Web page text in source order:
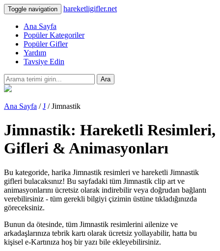
Toggle navigation hareketligifler.net
Ana Sayfa
Popüler Kategoriler
Popüler Gifler
Yardım
Tavsiye Edin
Ara
Ana Sayfa /J / Jimnastik
Jimnastik: Hareketli Resimleri,
Gifleri & Animasyonları
Bu kategoride, harika Jimnastik resimleri ve hareketli Jimnastik
gifleri bulacaksınız! Bu sayfadaki tüm Jimnastik clip art ve
animasyonlarını ücretsiz olarak indirebilir veya doğrudan bağlantı
verebilirsiniz - tüm gerekli bilgiyi çizimin üstüne tıkladığınızda
göreceksiniz.
Bunun da ötesinde, tüm Jimnastik resimlerini ailenize ve
arkadaşlarınıza tebrik kartı olarak ücretsiz yollayabilir, hatta bu
kişisel e-Kartınıza hoş bir yazı bile ekleyebilirsiniz.